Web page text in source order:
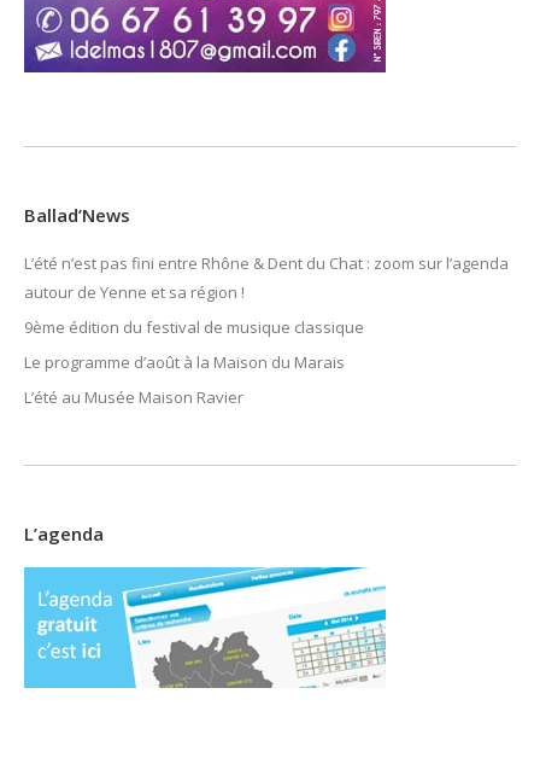
Ballad’News
L’été n’est pas fini entre Rhône & Dent du Chat : zoom sur l’agenda
autour de Yenne et sa région !
9ème édition du festival de musique classique
Le programme d’août à la Maison du Marais
L’été au Musée Maison Ravier
L’agenda